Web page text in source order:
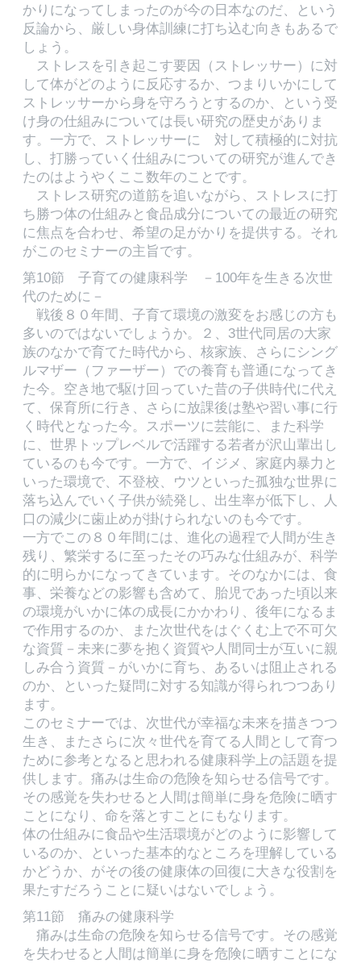
かりになってしまったのが今の日本なのだ、という
反論から、厳しい身体訓練に打ち込む向きもあるで
しょう。
ストレスを引き起こす要因（ストレッサー）に対
して体がどのように反応するか、つまりいかにして
ストレッサーから身を守ろうとするのか、という受
け身の仕組みについては長い研究の歴史がありま
す。一方で、ストレッサーに 対して積極的に対抗
し、打勝っていく仕組みについての研究が進んでき
たのはようやくここ数年のことです。
ストレス研究の道筋を追いながら、ストレスに打
ち勝つ体の仕組みと食品成分についての最近の研究
に焦点を合わせ、希望の足がかりを提供する。それ
がこのセミナーの主旨です。
第10節 子育ての健康科学 －100年を生きる次世
代のために－
戦後８０年間、子育て環境の激変をお感じの方も
多いのではないでしょうか。２、3世代同居の大家
族のなかで育てた時代から、核家族、さらにシング
ルマザー（ファーザー）での養育も普通になってき
た今。空き地で駆け回っていた昔の子供時代に代え
て、保育所に行き、さらに放課後は塾や習い事に行
く時代となった今。スポーツに芸能に、また科学
に、世界トップレベルで活躍する若者が沢山輩出し
ているのも今です。一方で、イジメ、家庭内暴力と
いった環境で、不登校、ウツといった孤独な世界に
落ち込んでいく子供が続発し、出生率が低下し、人
口の減少に歯止めが掛けられないのも今です。
一方でこの８０年間には、進化の過程で人間が生き
残り、繁栄するに至ったその巧みな仕組みが、科学
的に明らかになってきています。そのなかには、食
事、栄養などの影響も含めて、胎児であった頃以来
の環境がいかに体の成長にかかわり、後年になるま
で作用するのか、また次世代をはぐくむ上で不可欠
な資質－未来に夢を抱く資質や人間同士が互いに親
しみ合う資質－がいかに育ち、あるいは阻止される
のか、といった疑問に対する知識が得られつつあり
ます。
このセミナーでは、次世代が幸福な未来を描きつつ
生き、またさらに次々世代を育てる人間として育つ
ために参考となると思われる健康科学上の話題を提
供します。痛みは生命の危険を知らせる信号です。
その感覚を失わせると人間は簡単に身を危険に晒す
ことになり、命を落とすことにもなります。
体の仕組みに食品や生活環境がどのように影響して
いるのか、といった基本的なところを理解している
かどうか、がその後の健康体の回復に大きな役割を
果たすだろうことに疑いはないでしょう。
第11節 痛みの健康科学
痛みは生命の危険を知らせる信号です。その感覚
を失わせると人間は簡単に身を危険に晒すことにな